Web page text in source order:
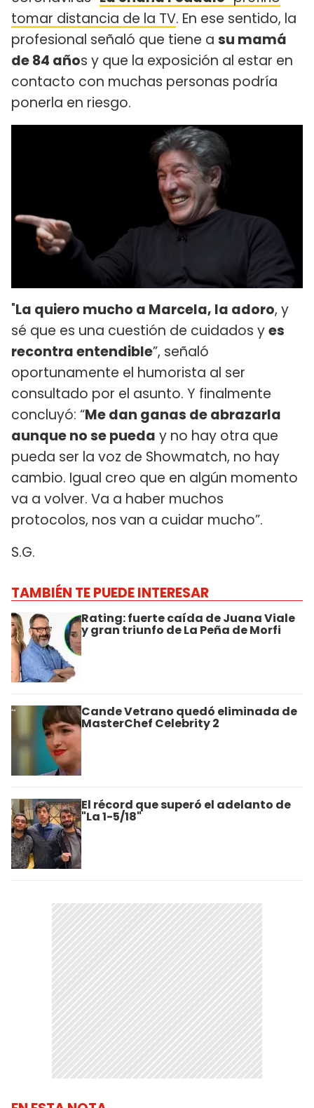
tomar distancia de la TV. En ese sentido, la
profesional señaló que tiene a su mamá
de 84 años y que la exposición al estar en
contacto con muchas personas podría
ponerla en riesgo.
"La quiero mucho a Marcela, la adoro, y
sé que es una cuestión de cuidados yes
recontra entendible”, señaló
oportunamente el humorista al ser
consultado por el asunto. Y finalmente
concluyó: “Me dan ganas de abrazarla
aunque no se pueda y no hay otra que
pueda ser la voz de Showmatch, no hay
cambio. Igual creo que en algún momento
va a volver. Va a haber muchos
protocolos, nos van a cuidar mucho”.
S.G.
TAMBIÉN TE PUEDE INTERESAR
Rating: fuerte caída de Juana Viale
y gran triunfo de La Peña de Morfi
Cande Vetrano quedó eliminada de
MasterChef Celebrity 2
El récord que superó el adelanto de
"La 1-5/18"